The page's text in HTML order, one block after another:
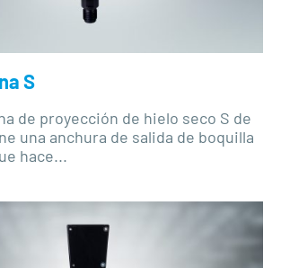
S
de proyección de hielo seco S de
una anchura de salida de boquilla
hace...